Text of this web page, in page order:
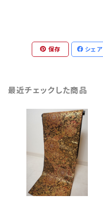
保存 シェア
最近チェックした商品